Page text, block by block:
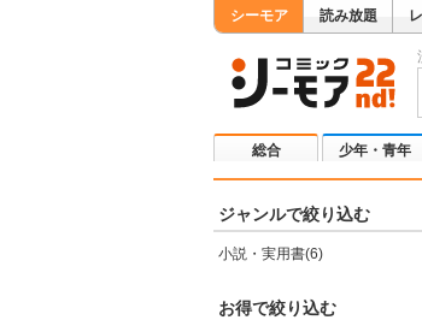
シーモア 読み放題
総合 少年・青年
ジャンルで絞り込む
小説・実用書(6)
お得で絞り込む